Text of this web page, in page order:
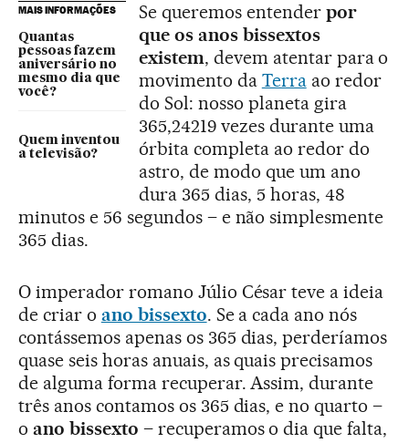
MAIS INFORMAÇÕES
Quantas
pessoas fazem
aniversário no
mesmo dia que
você?
Quem inventou
a televisão?
Se queremos entender por
que os anos bissextos
existem, devem atentar para o
movimento da Terraao redor
do Sol: nosso planeta gira
365,24219 vezes durante uma
órbita completa ao redor do
astro, de modo que um ano
dura 365 dias, 5 horas, 48
minutos e 56 segundos – e não simplesmente
365 dias.
O imperador romano Júlio César teve a ideia
de criar o ano bissexto. Se a cada ano nós
contássemos apenas os 365 dias, perderíamos
quase seis horas anuais, as quais precisamos
de alguma forma recuperar. Assim, durante
três anos contamos os 365 dias, e no quarto –
o ano bissexto – recuperamos o dia que falta,